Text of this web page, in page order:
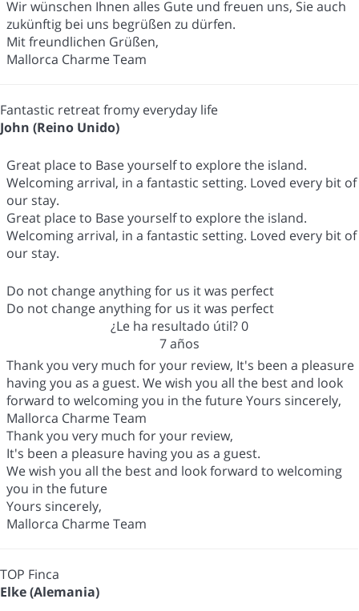
Wir wünschen Ihnen alles Gute und freuen uns, Sie auch
zukünftig bei uns begrüßen zu dürfen.
Mit freundlichen Grüßen,
Mallorca Charme Team
Fantastic retreat fromy everyday life
John (Reino Unido)
Great place to Base yourself to explore the island.
Welcoming arrival, in a fantastic setting. Loved every bit of
our stay.
Great place to Base yourself to explore the island.
Welcoming arrival, in a fantastic setting. Loved every bit of
our stay.
Do not change anything for us it was perfect
Do not change anything for us it was perfect
¿Le ha resultado útil?0
7 años
Thank you very much for your review, It's been a pleasure
having you as a guest. We wish you all the best and look
forward to welcoming you in the future Yours sincerely,
Mallorca Charme Team
Thank you very much for your review,
It's been a pleasure having you as a guest.
We wish you all the best and look forward to welcoming
you in the future
Yours sincerely,
Mallorca Charme Team
TOP Finca
Elke (Alemania)